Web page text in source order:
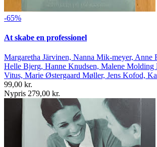
-65%
At skabe en professionel
Margaretha Järvinen, Nanna Mik-meyer, Anne
Helle Bjerg, Hanne Knudsen, Malene Molding
Vitus, Marie Østergaard Møller, Jens Kofod,
99,00 kr.
Nypris 279,00 kr.